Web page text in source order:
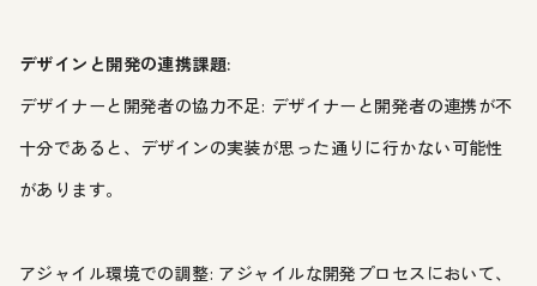
デザインと開発の連携課題:
デザイナーと開発者の協力不足: デザイナーと開発者の連携が不
十分であると、デザインの実装が思った通りに行かない可能性
があります。
アジャイル環境での調整: アジャイルな開発プロセスにおいて、